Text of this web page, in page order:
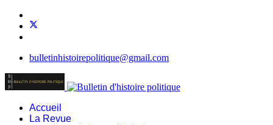
bulletinhistoirepolitique@gmail.com
Accueil
La Revue